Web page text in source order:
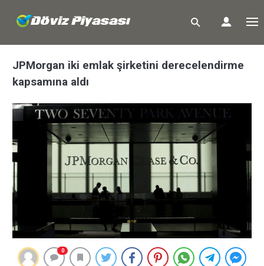
JPMorgan iki emlak şirketini derecelendirme
kapsamına aldı
0